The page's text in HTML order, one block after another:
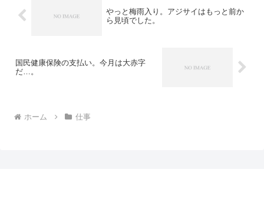
やっと梅雨入り。アジサイはもっと前か
ら見頃でした。
国民健康保険の支払い。今月は大赤字
だ…。
ホーム 仕事